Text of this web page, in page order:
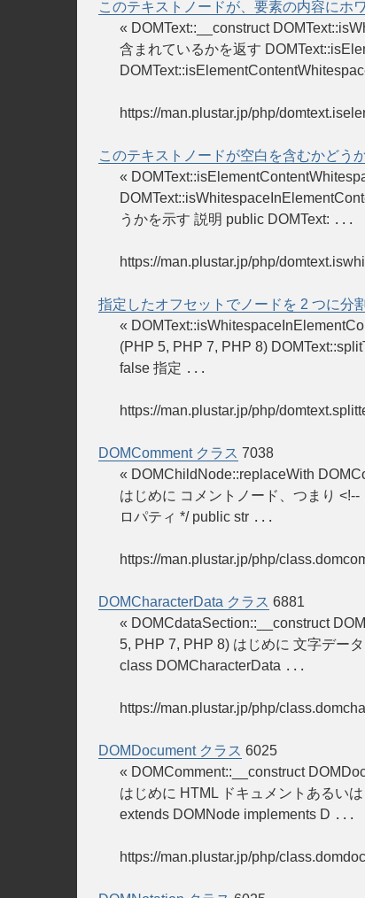
このテキストノードが、要素の内容にホ
« DOMText::__construct
含まれているかを返す
https://man.plustar.jp/php/
このテキストノードが空白を含むかどう
«
うかを示す 説明 public DOMText: ...
https://man.plustar.jp/php/
指定したオフセットでノードを 2 つに分
«
(PHP 5, PHP 7, PHP 8)
false 指定 ...
https://man.plustar.jp/php/
DOMComment クラス 7038
« DOMChildNode::replaceWith
はじめに コメントノード、つまり
ロパティ */ public str ...
https://man.plustar.jp/php/
DOMCharacterData クラス 6881
« DOMCdataSection::__construct
5, PHP 7, PHP 8) はじめに 文字デー
class DOMCharacterData ...
https://man.plustar.jp/php/
DOMDocument クラス 6025
« DOMComment::__construct
はじめに HTML ドキュメントあるい
extends DOMNode implements D ...
https://man.plustar.jp/php/